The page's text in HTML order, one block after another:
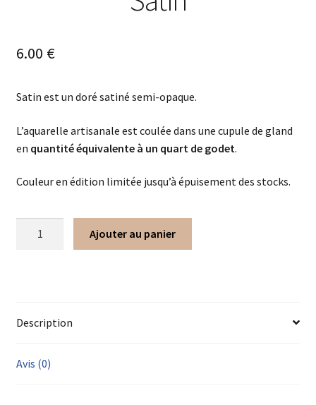
6.00 €
Satin est un doré satiné semi-opaque.
L’aquarelle artisanale est coulée dans une cupule de gland
en quantité équivalente à un quart de godet.
Couleur en édition limitée jusqu’à épuisement des stocks.
Ajouter au panier
Description
Avis (0)